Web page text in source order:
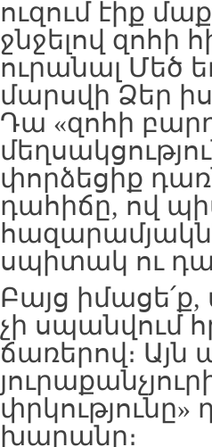
ուզում էիք
ջնջելով զոհի
ուրանալ Մեծ
մարսվի Ձեր
Դա «զոհի
փորձեցիք
դահիճը, ով
սպիտակ ու
Բայց իմացե՛ք,
չի սպանվում
ճառերով։ Այն
խարանը։